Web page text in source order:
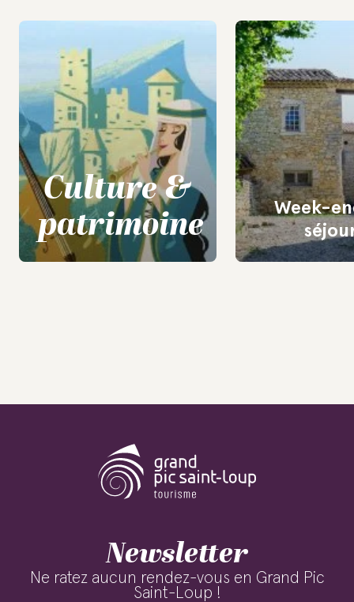
Culture &
patrimoine
Week-
Newsletter
Ne ratez aucun rendez-vous en Grand Pic
Saint-Loup !